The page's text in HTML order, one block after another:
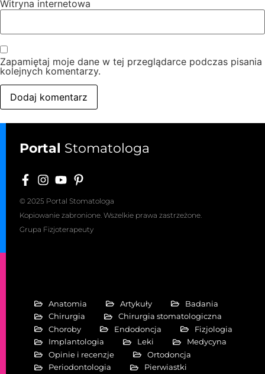
Witryna internetowa
Zapamiętaj moje dane w tej przeglądarce podczas pisania
kolejnych komentarzy.
Portal Stomatologa
© 2025 Portal Stomatologa
Kopiowanie zabronione. Wszelkie prawa zastrzeżone.
Grupa Fizjoterapeuty
Anatomia Artykuły
Badania
Chirurgia
Chirurgia stomatologiczna
Choroby
Endodoncja
Fizjologia
Implantologia
Leki
Medycyna
Opinie i recenzje
Ortodoncja
Periodontologia
Pierwiastki